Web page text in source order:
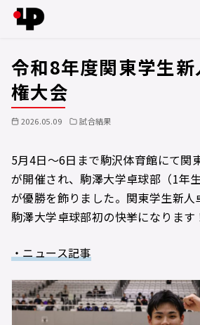
令和8年度関東学生
権大会
2026.05.09 試合結果
5月4日～6日まで駒沢体育館にて関
が開催され、駒澤大学卓球部（1年
が優勝を飾りました。関東学生新
駒澤大学卓球部初の快挙になります
・ニュース記事